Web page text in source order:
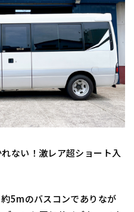
ない！激レア超ショート入
5mのバスコンでありなが